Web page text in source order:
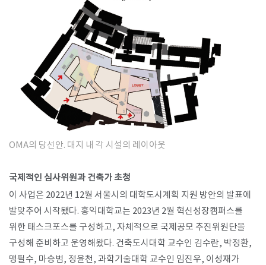
OMA의 당선안. 대지 내 각 시설의 레이아웃
​국제적인 심사위원과 건축가 초청
이 사업은 2022년 12월 서울시의 대학도시계획 지원 방안의 발표에
발맞추어 시작됐다. 홍익대학교는 2023년 2월 혁신성장캠퍼스를
위한 태스크포스를 구성하고, 자체적으로 국제공모 추진위원단을
구성해 준비하고 운영해왔다. 건축도시대학 교수인 김수란, 박정환,
맹필수, 마승범, 정윤천, 과학기술대학 교수인 임진우, 이성재가